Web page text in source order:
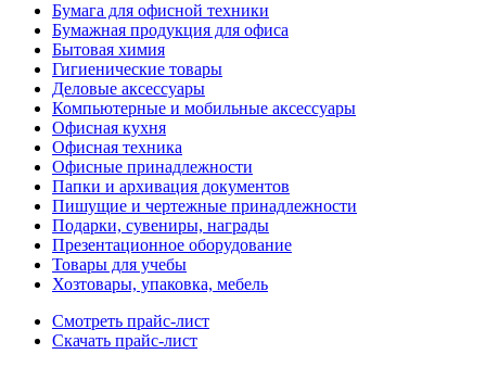
Бумага для офисной техники
Бумажная продукция для офиса
Бытовая химия
Гигиенические товары
Деловые аксессуары
Компьютерные и мобильные аксессуары
Офисная кухня
Офисная техника
Офисные принадлежности
Папки и архивация документов
Пишущие и чертежные принадлежности
Подарки, сувениры, награды
Презентационное оборудование
Товары для учебы
Хозтовары, упаковка, мебель
Смотреть прайс-лист
Скачать прайс-лист